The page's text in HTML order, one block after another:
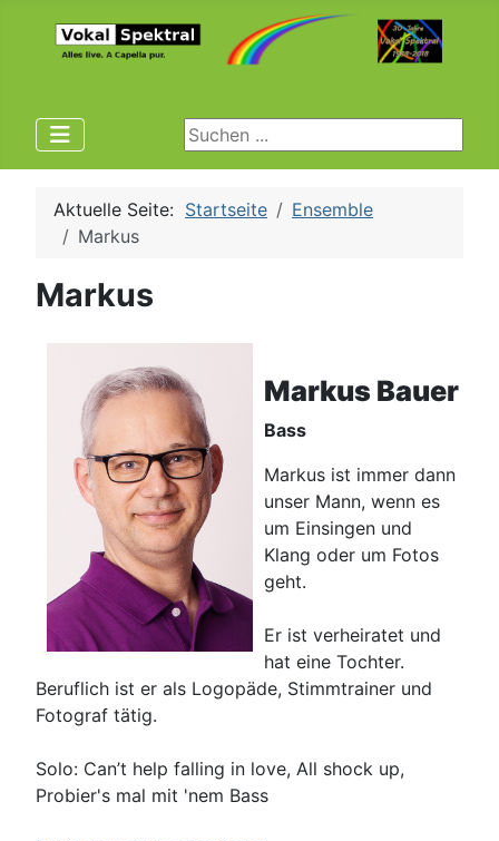
Suchen ...
Aktuelle Seite: Startseite
Ensemble
Markus
Markus
Markus Bauer
Bass
Markus ist immer dann
unser Mann, wenn es
um Einsingen und
Klang oder um Fotos
geht.
Er ist verheiratet und
hat eine Tochter.
Beruflich ist er als Logopäde, Stimmtrainer und
Fotograf tätig.
Solo: Can’t help falling in love, All shock up,
Probier's mal mit 'nem Bass